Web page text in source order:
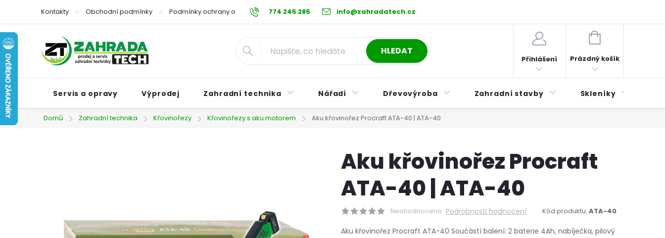
obsah
774 245 285 info@zahradatech.cz
Kontakty Obchodní podmínky Podmínky ochrany osobních údajů Reklamační řád Postup při nákupu na splátky ESSOX
HLEDAT
Přihlášení
NÁKUPNÍ
Prázdný košík
Servis a opravy Výprodej Zahradní technika Nářadí Dřevovýroba Zahradní stavby Skleníky
Domů Zahradní technika Křovinořezy Křovinořezy s aku motorem Aku křovinořez Procraft ATA-40 | ATA-40
Aku křovinořez Procraft
ATA-40 | ATA-40
Neohodnoceno Podrobnosti hodnocení Kód produktu: ATA-40
Aku křovinořez Procraft ATA-40 Součástí balení: 2 baterie 4Ah, nabíječka, pilový